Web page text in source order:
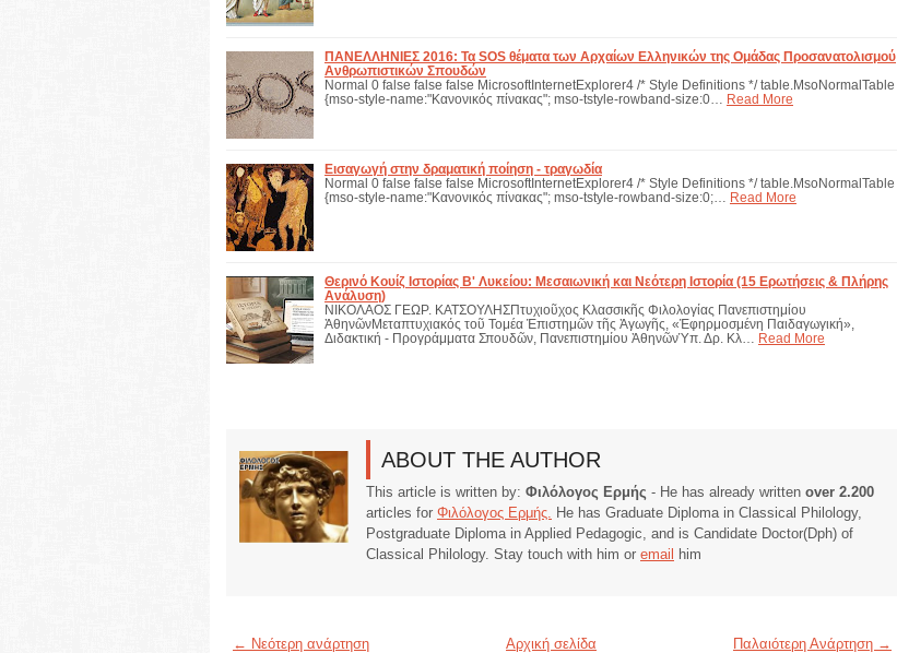
ΠΑΝΕΛΛΗΝΙΕΣ 2016: Τα SOS θέματα των Αρχαίων Ελληνικών της Ομάδας Προσανατολισμού
Ανθρωπιστικών Σπουδών
Normal 0 false false false MicrosoftInternetExplorer4 /* Style Definitions */ table.MsoNormalTable
{mso-style-name:"Κανονικός πίνακας"; mso-tstyle-rowband-size:0…
Read More
Εισαγωγή στην δραματική ποίηση - τραγωδία
Normal 0 false false false MicrosoftInternetExplorer4 /* Style Definitions */ table.MsoNormalTable
{mso-style-name:"Κανονικός πίνακας"; mso-tstyle-rowband-size:0;…
Read More
Θερινό Κουίζ Ιστορίας Β' Λυκείου: Μεσαιωνική και Νεότερη Ιστορία (15 Ερωτήσεις & Πλήρης
Ανάλυση)
ΝΙΚΟΛΑΟΣ ΓΕΩΡ. ΚΑΤΣΟΥΛΗΣΠτυχιοῦχος Κλασσικῆς Φιλολογίας Πανεπιστημίου
ἈθηνῶνΜεταπτυχιακός τοῦ Τομέα Ἐπιστημῶν τῆς Ἀγωγῆς, «Ἐφηρμοσμένη Παιδαγωγική»,
Διδακτική - Προγράμματα Σπουδῶν, Πανεπιστημίου ἈθηνῶνὙπ. Δρ. Κλ…
Read More
ABOUT THE AUTHOR
This article is written by: Φιλόλογος Ερμής - He has already written over 2.200
articles for Φιλόλογος Ερμής. He has Graduate Diploma in Classical Philology,
Postgraduate Diploma in Applied Pedagogic, and is Candidate Doctor(Dph) of
Classical Philology. Stay touch with him or email him
← Νεότερη ανάρτηση Παλαιότερη Ανάρτηση →
Αρχική σελίδα